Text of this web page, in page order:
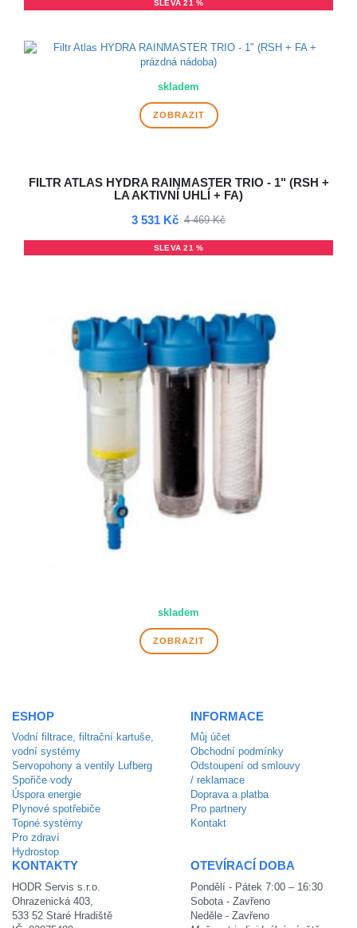
SLEVA 21 %
skladem
ZOBRAZIT
FILTR ATLAS HYDRA RAINMASTER TRIO - 1" (RSH +
LA AKTIVNÍ UHLÍ + FA)
3 531 Kč 4 469 Kč
SLEVA 21 %
skladem
ZOBRAZIT
ESHOP
Vodní filtrace, filtrační kartuše,
vodní systémy
Servopohony a ventily Lufberg
Spořiče vody
Úspora energie
Plynové spotřebiče
Topné systémy
Pro zdraví
Hydrostop
INFORMACE
Můj účet
Obchodní podmínky
Odstoupení od smlouvy
/ reklamace
Doprava a platba
Pro partnery
Kontakt
KONTAKTY
HODR Servis s.r.o.
Ohrazenická 403,
533 52 Staré Hradiště
OTEVÍRACÍ DOBA
Pondělí - Pátek 7:00 – 16:30
Sobota - Zavřeno
Neděle - Zavřeno